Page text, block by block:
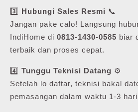
3️⃣ Hubungi Sales Resmi 📞
Jangan pake calo! Langsung
IndiHome di 0813-1430-0585 biar
terbaik dan proses cepat.
4️⃣ Tunggu Teknisi Datang ⚙️
Setelah lo daftar, teknisi bakal
pemasangan dalam waktu 1-3